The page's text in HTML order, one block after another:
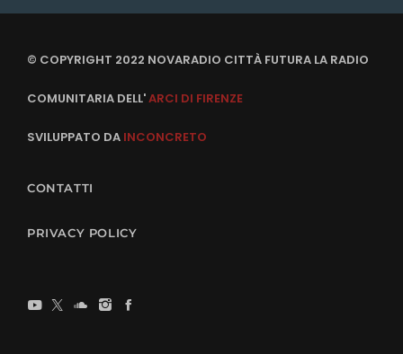
© COPYRIGHT 2022 NOVARADIO CITTÀ FUTURA LA RADIO
COMUNITARIA DELL'ARCI DI FIRENZE
SVILUPPATO DA INCONCRETO
CONTATTI
PRIVACY POLICY